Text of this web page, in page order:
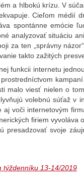
a hlbokú krízu. V
Cieľom médií
spontánne emócie
analyzovať situáciu
za ten „správny
takto zažitých
funkcii internetu
malo viesť nielen o
volebnú súťaž v
aj voči internetovým
firiem vyvoláva
presadzovať svoje
týždenníku 13-14/2019